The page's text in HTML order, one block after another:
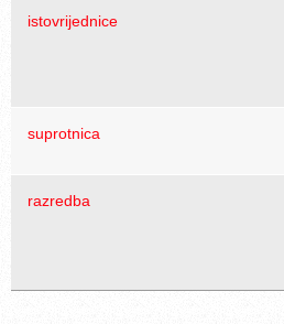
istovrijednice
suprotnica
razredba